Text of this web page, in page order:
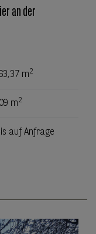
an der
m2
m2
auf Anfrage